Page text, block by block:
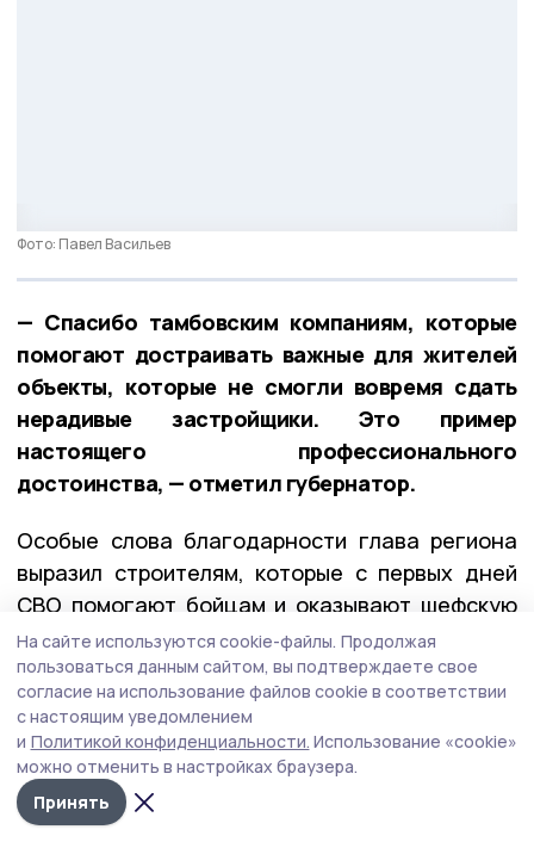
Фото: Павел Васильев
— Спасибо тамбовским компаниям, которые
помогают достраивать важные для жителей
объекты, которые не смогли вовремя сдать
нерадивые застройщики. Это пример
настоящего профессионального
достоинства, — отметил губернатор.
Особые слова благодарности глава региона
выразил строителям, которые с первых дней
СВО помогают бойцам и оказывают шефскую
помощь воссоединённым территориям.
Рабочая поездка в Жердевский округ
Продолжаются рабочие поездки губернатора
в муниципалитеты региона. На этой неделе
Евгений Первышов
На сайте используются cookie-файлы. Продолжая
пользоваться данным сайтом, вы подтверждаете свое
согласие на использование файлов cookie в соответствии
с настоящим уведомлением
и Политикой конфиденциальности. Использование «cookie»
можно отменить в настройках браузера.
Принять